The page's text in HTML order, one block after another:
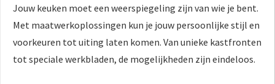
Jouw keuken moet een weerspiegeling zijn van wie je bent.
Met maatwerkoplossingen kun je jouw persoonlijke stijl en
voorkeuren tot uiting laten komen. Van unieke kastfronten
tot speciale werkbladen, de mogelijkheden zijn eindeloos.